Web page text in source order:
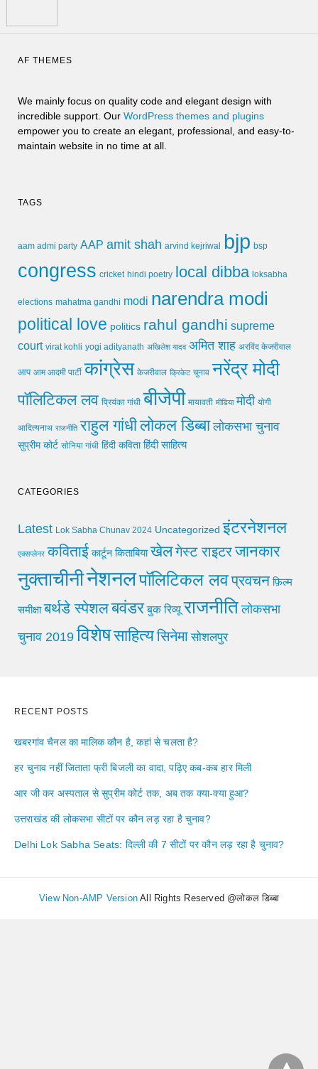
AF THEMES
We mainly focus on quality code and elegant design with
incredible support. Our WordPress themes and plugins
empower you to create an elegant, professional, and easy-to-
maintain website in no time at all.
TAGS
aam admi party AAP amit shah arvind kejriwal bjp bsp
congress cricket hindi poetry local dibba loksabha
elections mahatma gandhi modi narendra modi
political love politics rahul gandhi supreme
court virat kohli yogi adityanath अखिलेश यादव अमित शाह अरविंद केजरीवाल
आप आम आदमी पार्टी कांग्रेस केजरीवाल क्रिकेट चुनाव नरेंद्र मोदी
पॉलिटिकल लव प्रियंका गांधी बीजेपी मायावती मीडिया मोदी योगी
आदित्यनाथ राजनीति राहुल गांधीलोकल डिब्बा लोकसभा चुनाव
सुप्रीम कोर्ट सोनिया गांधी हिंदी कविता हिंदी साहित्य
CATEGORIES
Latest Lok Sabha Chunav 2024 Uncategorized इंटरनेशनल
एक्सप्लेनर कविताई कार्टून किताबिया खेलगेस्ट राइटरजानकार
नुक्ताचीनीनेशनलपॉलिटिकल लवप्रवचन फ़िल्म
समीक्षा बर्थडे स्पेशलबवंडर बुक रिव्यू राजनीति लोकसभा
चुनाव 2019 विशेषसाहित्यसिनेमा सोशलपुर
RECENT POSTS
खबरगांव चैनल का मालिक कौन है, कहां से चलता है?
हर चुनाव नहीं जिताता फ्री बिजली का वादा, पढ़िए कब-कब हार मिली
आर जी कर अस्पताल से सुप्रीम कोर्ट तक, अब तक क्या-क्या हुआ?
उत्तराखंड की लोकसभा सीटों पर कौन लड़ रहा है चुनाव?
Delhi Lok Sabha Seats: दिल्ली की 7 सीटों पर कौन लड़ रहा है चुनाव?
View Non-AMP Version All Rights Reserved @लोकल डिब्बा